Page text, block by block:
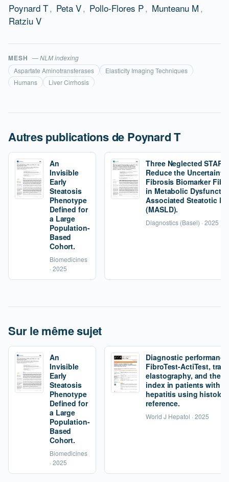
Poynard T, Peta V, Pollo-Flores P, Munteanu M ,
Ratziu V
MESH — NLM indexing
Aspartate Aminotransferases
Elasticity Imaging Techniques
Humans
Liver Cirrhosis
Autres publications de Poynard T
An
Invisible
Early
Steatosis
Phenotype
Defined for
a Large
Population-
Based
Cohort.
Biomedicines
· 2025
Three Neglected
Reduce the
Fibrosis Biomarker
in Metabolic
Associated Steatotic
(MASLD).
Diagnostics (Basel) · 2025
Sur le même sujet
An
Invisible
Early
Steatosis
Phenotype
Defined for
a Large
Population-
Based
Cohort.
Biomedicines
· 2025
Diagnostic
FibroTest-ActiTest,
elastography, and the
index in patients with
hepatitis using
reference.
World J Hepatol · 2025